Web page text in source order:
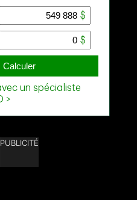
PUBLICITÉ